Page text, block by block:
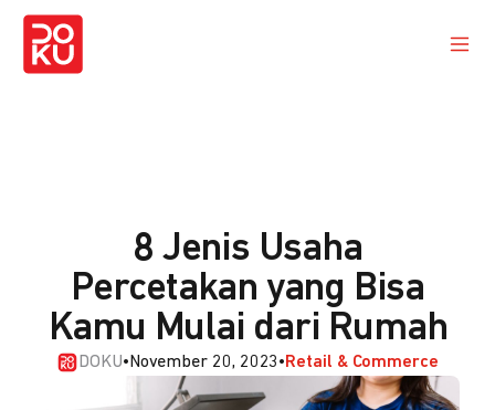
8 Jenis Usaha
Percetakan yang Bisa
Kamu Mulai dari Rumah
DOKU• November 20, 2023•Retail & Commerce